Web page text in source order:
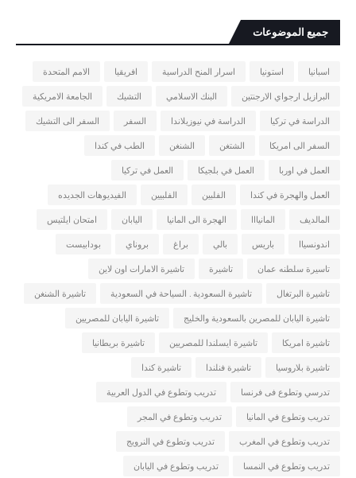
جميع الموضوعات
اسبانيا استونيا اسرار المنح الدراسية افريقيا
الامم المتحدة
البرازيل ارجواي الارجنتين
البنك الاسلامي التشيك
الجامعة الامريكية
الدراسة في تركيا
الدراسة في نيوزيلاندا السفر
السفر الى التشيك
السفر الى امريكا
الشتغن الشنغن
الطب في كندا
العمل في اوربا
العمل في بلجيكا
العمل في تركيا
العمل والهجرة في كندا
الفلبين الفلبيين
الفيديوهات الجديده
المالديف
المانيااا الهجرة الى المانيا اليابان
امتحان ايلتيس
اندونسياا
باريس بالي براغ بروناي
بودابيست
تاسيرة سلطنه عمان
تاشيرة
تاشيرة الامارات اون لاين
تاشيرة البرتغال
تاشيرة السعودية . السياحة في السعودية
تاشيرة الشنغن
تاشيرة اليابان للمصرين بالسعودية والخليج
تاشيرة اليابان للمصريين
تاشيرة امريكا
تاشيرة ايسلندا للمصريين
تاشيرة بريطانيا
تاشيرة بلاروسيا
تاشيرة فنلندا
تاشيرة كندا
تدرسي وتطوع فى فرنسا
تدريب وتطوع في الدول العربية
تدريب وتطوع في المانيا
تدريب وتطوع في المجر
تدريب وتطوع في المغرب
تدريب وتطوع في النرويج
تدريب وتطوع في النمسا
تدريب وتطوع في اليابان